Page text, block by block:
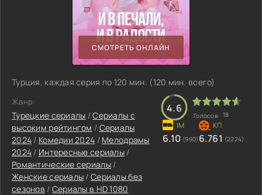
СМОТРЕТЬ ОНЛАЙН
Турция, каждая серия по 120 мин. (120 мин. всего)
Жанр:
Турецкие сериалы /Сериалы с
высоким рейтингом / Сериалы
2024 / Комедии 2024 / Мелодрамы
2024 / Интересные сериалы /
Романтические сериалы/
Женские сериалы /Сериалы без
сезонов / Сериалы в HD 1080
4.6
Голосов: 18
6.10 (990) 6.761 (2224)